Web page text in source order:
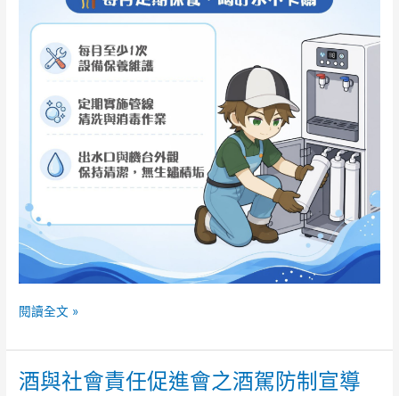
閱讀全文 »
酒與社會責任促進會之酒駕防制宣導
酒